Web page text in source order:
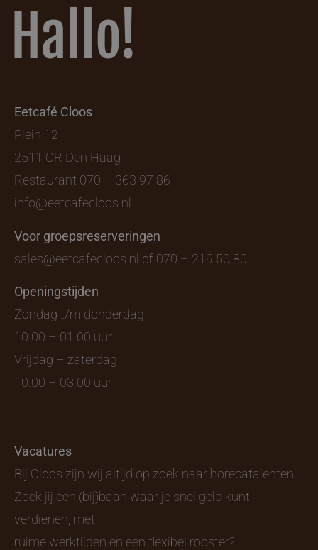
Hallo!
Eetcafé Cloos
Plein 12
2511 CR Den Haag
Restaurant 070 – 363 97 86
info@eetcafecloos.nl
Voor groepsreserveringen
sales@eetcafecloos.nl of 070 – 219 50 80
Openingstijden
Zondag t/m donderdag
10.00 – 01.00 uur
Vrijdag – zaterdag
10.00 – 03.00 uur
Vacatures
Bij Cloos zijn wij altijd op zoek naar horecatalenten.
Zoek jij een (bij)baan waar je snel geld kunt
verdienen, met
ruime werktijden en een flexibel rooster?